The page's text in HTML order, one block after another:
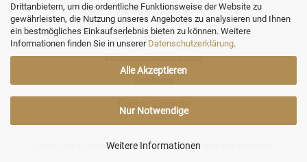
Drittanbietern, um die ordentliche Funktionsweise der Website zu
gewährleisten, die Nutzung unseres Angebotes zu analysieren und Ihnen
ein bestmögliches Einkaufserlebnis bieten zu können. Weitere
Informationen finden Sie in unserer Datenschutzerklärung.
Alle Akzeptieren
Nur Notwendige
Weitere Informationen
Kundenkonto
AGB
Widerrufsbelehrung
Zahlung
Cookie Console
Copyright © astronova Versand. Alle Rechte vorbehalten.